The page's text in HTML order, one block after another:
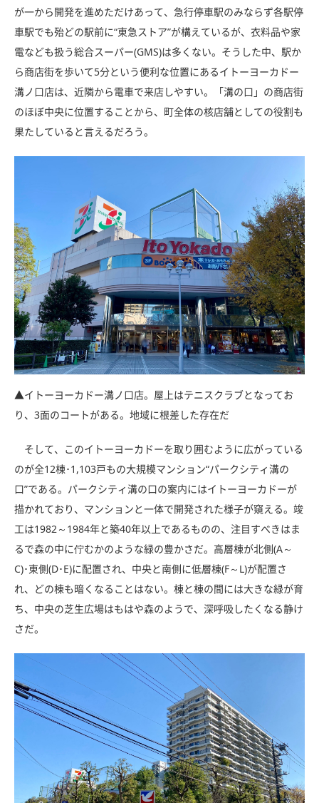
が一から開発を進めただけあって、急行停車駅のみならず各駅停
車駅でも殆どの駅前に“東急ストア”が構えているが、衣料品や家
電なども扱う総合スーパー(GMS)は多くない。そうした中、駅か
ら商店街を歩いて5分という便利な位置にあるイトーヨーカドー
溝ノ口店は、近隣から電車で来店しやすい。「溝の口」の商店街
のほぼ中央に位置することから、町全体の核店舗としての役割も
果たしていると言えるだろう。
▲イトーヨーカドー溝ノ口店。屋上はテニスクラブとなってお
り、3面のコートがある。地域に根差した存在だ
そして、このイトーヨーカドーを取り囲むように広がっている
のが全12棟･1,103戸もの大規模マンション“パークシティ溝の
口”である。パークシティ溝の口の案内にはイトーヨーカドーが
描かれており、マンションと一体で開発された様子が窺える。竣
工は1982～1984年と築40年以上であるものの、注目すべきはま
るで森の中に佇むかのような緑の豊かさだ。高層棟が北側(A～
C)･東側(D･E)に配置され、中央と南側に低層棟(F～L)が配置さ
れ、どの棟も暗くなることはない。棟と棟の間には大きな緑が育
ち、中央の芝生広場はもはや森のようで、深呼吸したくなる静け
さだ。